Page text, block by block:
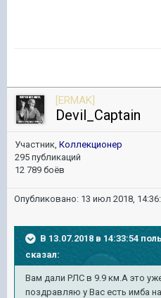
[ERMAK]
Devil_Captain
Участник, Коллекционер
295 публикаций
12 789 боёв
Опубликовано: 13 июл 2018,
В 13.07.2018 в 14:33:54
сказал:
Вам дали РЛС в 9.9 км.А это
поздравляю у Вас есть имба